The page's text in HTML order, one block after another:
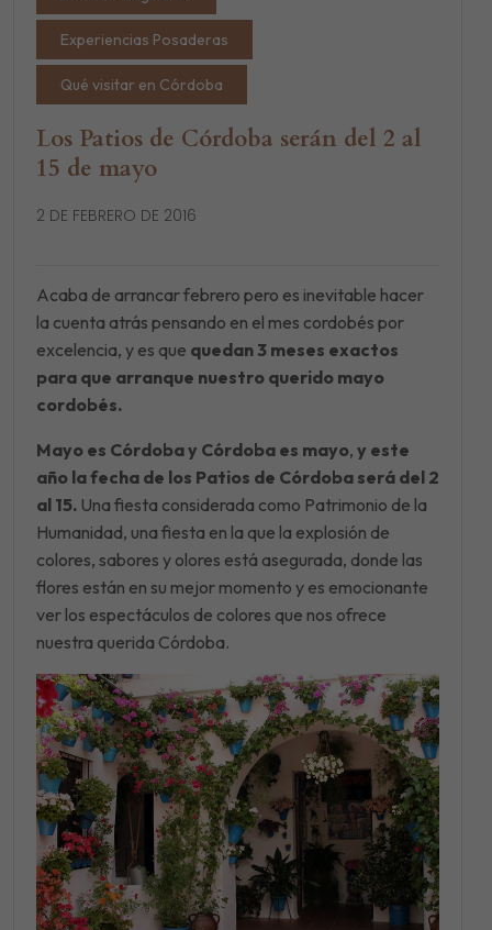
Experiencias Posaderas
Qué visitar en Córdoba
Los Patios de Córdoba serán del 2 al
15 de mayo
2 DE FEBRERO DE 2016
Acaba de arrancar febrero pero es inevitable hacer
la cuenta atrás pensando en el mes cordobés por
excelencia, y es que quedan 3 meses exactos
para que arranque nuestro querido mayo
cordobés.
Mayo es Córdoba y Córdoba es mayo, y este
año la fecha de los Patios de Córdoba será del 2
al 15. Una fiesta considerada como Patrimonio de la
Humanidad, una fiesta en la que la explosión de
colores, sabores y olores está asegurada, donde las
flores están en su mejor momento y es emocionante
ver los espectáculos de colores que nos ofrece
nuestra querida Córdoba.